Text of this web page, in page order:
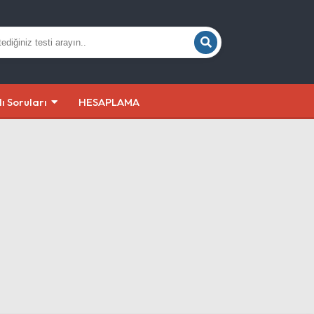
Soruları HESAPLAMA